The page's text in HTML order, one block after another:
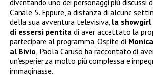
diventando uno dei personaggi più discussi
Canale 5. Eppure, a distanza di alcune
della sua avventura televisiva, la
di essersi pentita di aver accettato la
partecipare al programma. Ospite di
al Bivio , Paola Caruso ha raccontato di
un’esperienza molto più complessa e
immaginasse.